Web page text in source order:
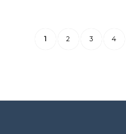
1 2 3 4